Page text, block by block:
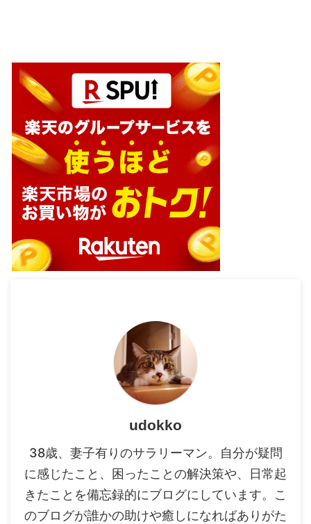
udokko
38歳、妻子有りのサラリーマン。自分が疑問
に感じたこと、困ったことの解決策や、日常起
きたことを備忘録的にブログにしています。こ
のブログが誰かの助けや癒しになればありがた